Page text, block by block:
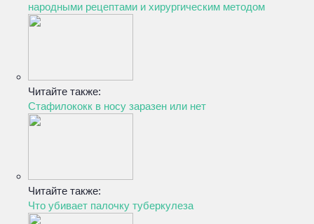
народными рецептами и хирургическим методом
Читайте также:
Стафилококк в носу заразен или нет
Читайте также:
Что убивает палочку туберкулеза